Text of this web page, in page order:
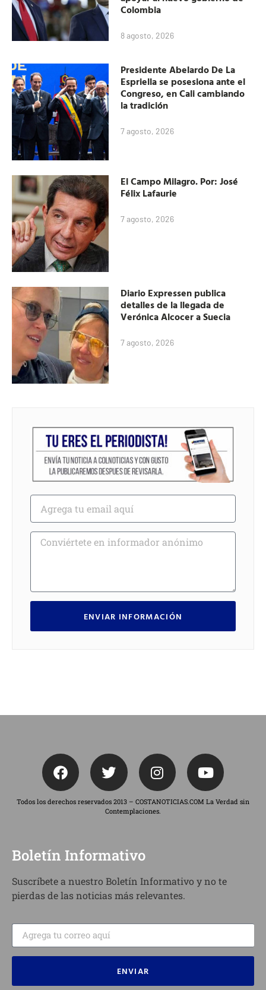
Colombia
8 agosto, 2026
Presidente Abelardo De La
Espriella se posesiona ante el
Congreso, en Cali cambiando
la tradición
7 agosto, 2026
El Campo Milagro. Por: José
Félix Lafaurie
7 agosto, 2026
Diario Expressen publica
detalles de la llegada de
Verónica Alcocer a Suecia
7 agosto, 2026
ENVIAR INFORMACIÓN
Todos los derechos reservados 2013 – COSTANOTICIAS.COM La Verdad sin
Contemplaciones.
Boletín Informativo
Suscríbete a nuestro Boletín Informativo y no te
pierdas de las noticias más relevantes.
ENVIAR